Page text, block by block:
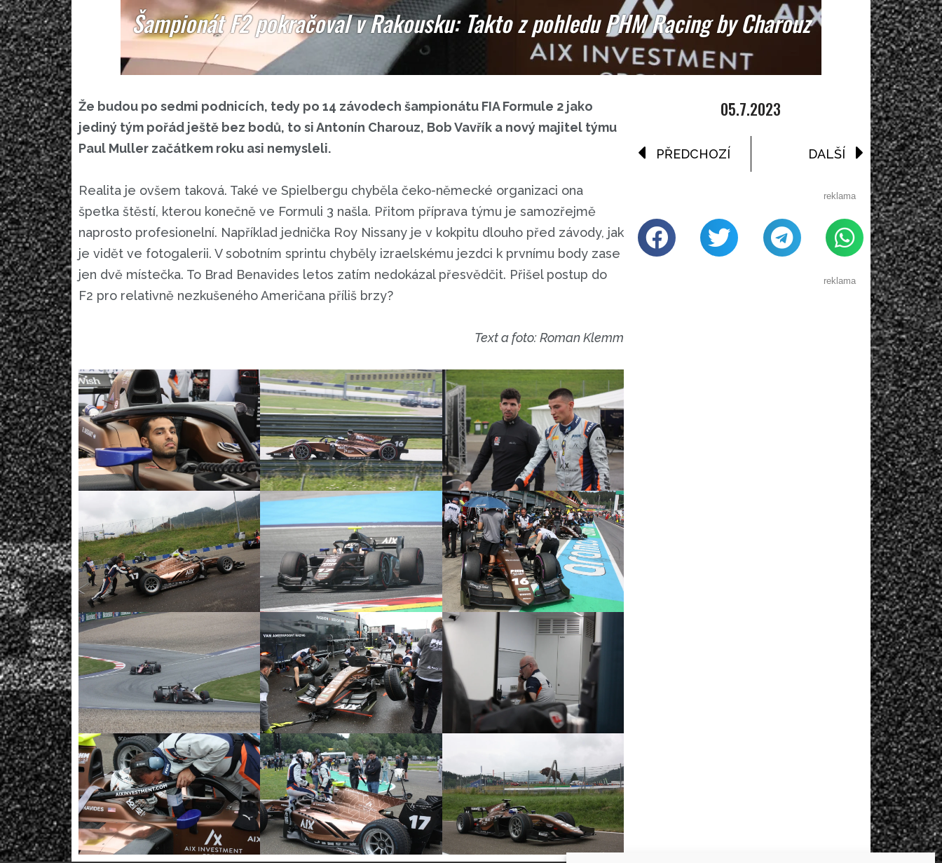
Šampionát F2 pokračoval v Rakousku: Takto z pohledu PHM Racing by Charouz
Že budou po sedmi podnicích, tedy po 14 závodech šampionátu FIA Formule 2 jako
jediný tým pořád ještě bez bodů, to si Antonín Charouz, Bob Vavřík a nový majitel týmu
Paul Muller začátkem roku asi nemysleli.
Realita je ovšem taková. Také ve Spielbergu chyběla čeko-německé organizaci ona
špetka štěstí, kterou konečně ve Formuli 3 našla. Přitom příprava týmu je samozřejmě
naprosto profesionelní. Například jednička Roy Nissany je v kokpitu dlouho před závody, jak
je vidět ve fotogalerii. V sobotním sprintu chyběly izraelskému jezdci k prvnímu body zase
jen dvě místečka. To Brad Benavides letos zatím nedokázal přesvědčit. Přišel postup do
F2 pro relativně nezkušeného Američana příliš brzy?
Text a foto: Roman Klemm
05.7.2023
PŘEDCHOZÍ DALŠÍ
reklama
reklama